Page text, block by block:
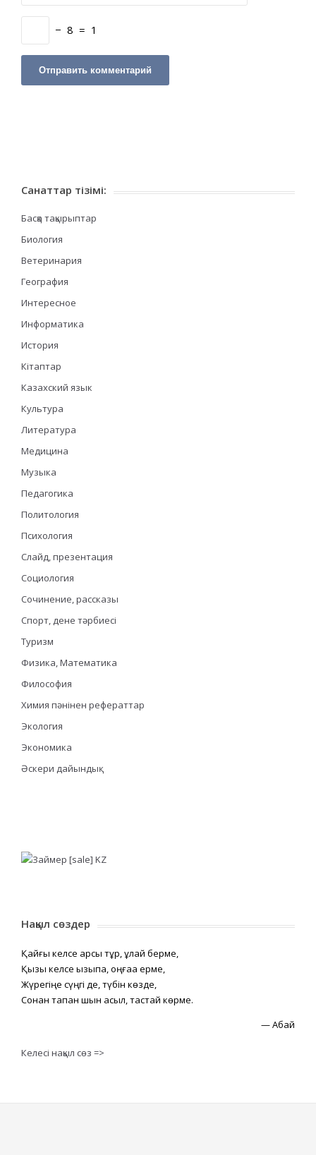
− 8 = 1
Санаттар тізімі:
Басқа тақырыптар
Биология
Ветеринария
География
Интересное
Информатика
История
Кітаптар
Казахский язык
Культура
Литература
Медицина
Музыка
Педагогика
Политология
Психология
Слайд, презентация
Социология
Сочинение, рассказы
Спорт, дене тәрбиесі
Туризм
Физика, Математика
Философия
Химия пәнінен рефераттар
Экология
Экономика
Әскери дайындық
Нақыл сөздер
Қайғы келсе қарсы тұр, құлай берме,
Қызық келсе қызықпа, оңғаққа ерме,
Жүрегіңе сүңгі де, түбін көзде,
Сонан тапқан шын асыл, тастай көрме.
—Абай
Келесі нақыл сөз =>